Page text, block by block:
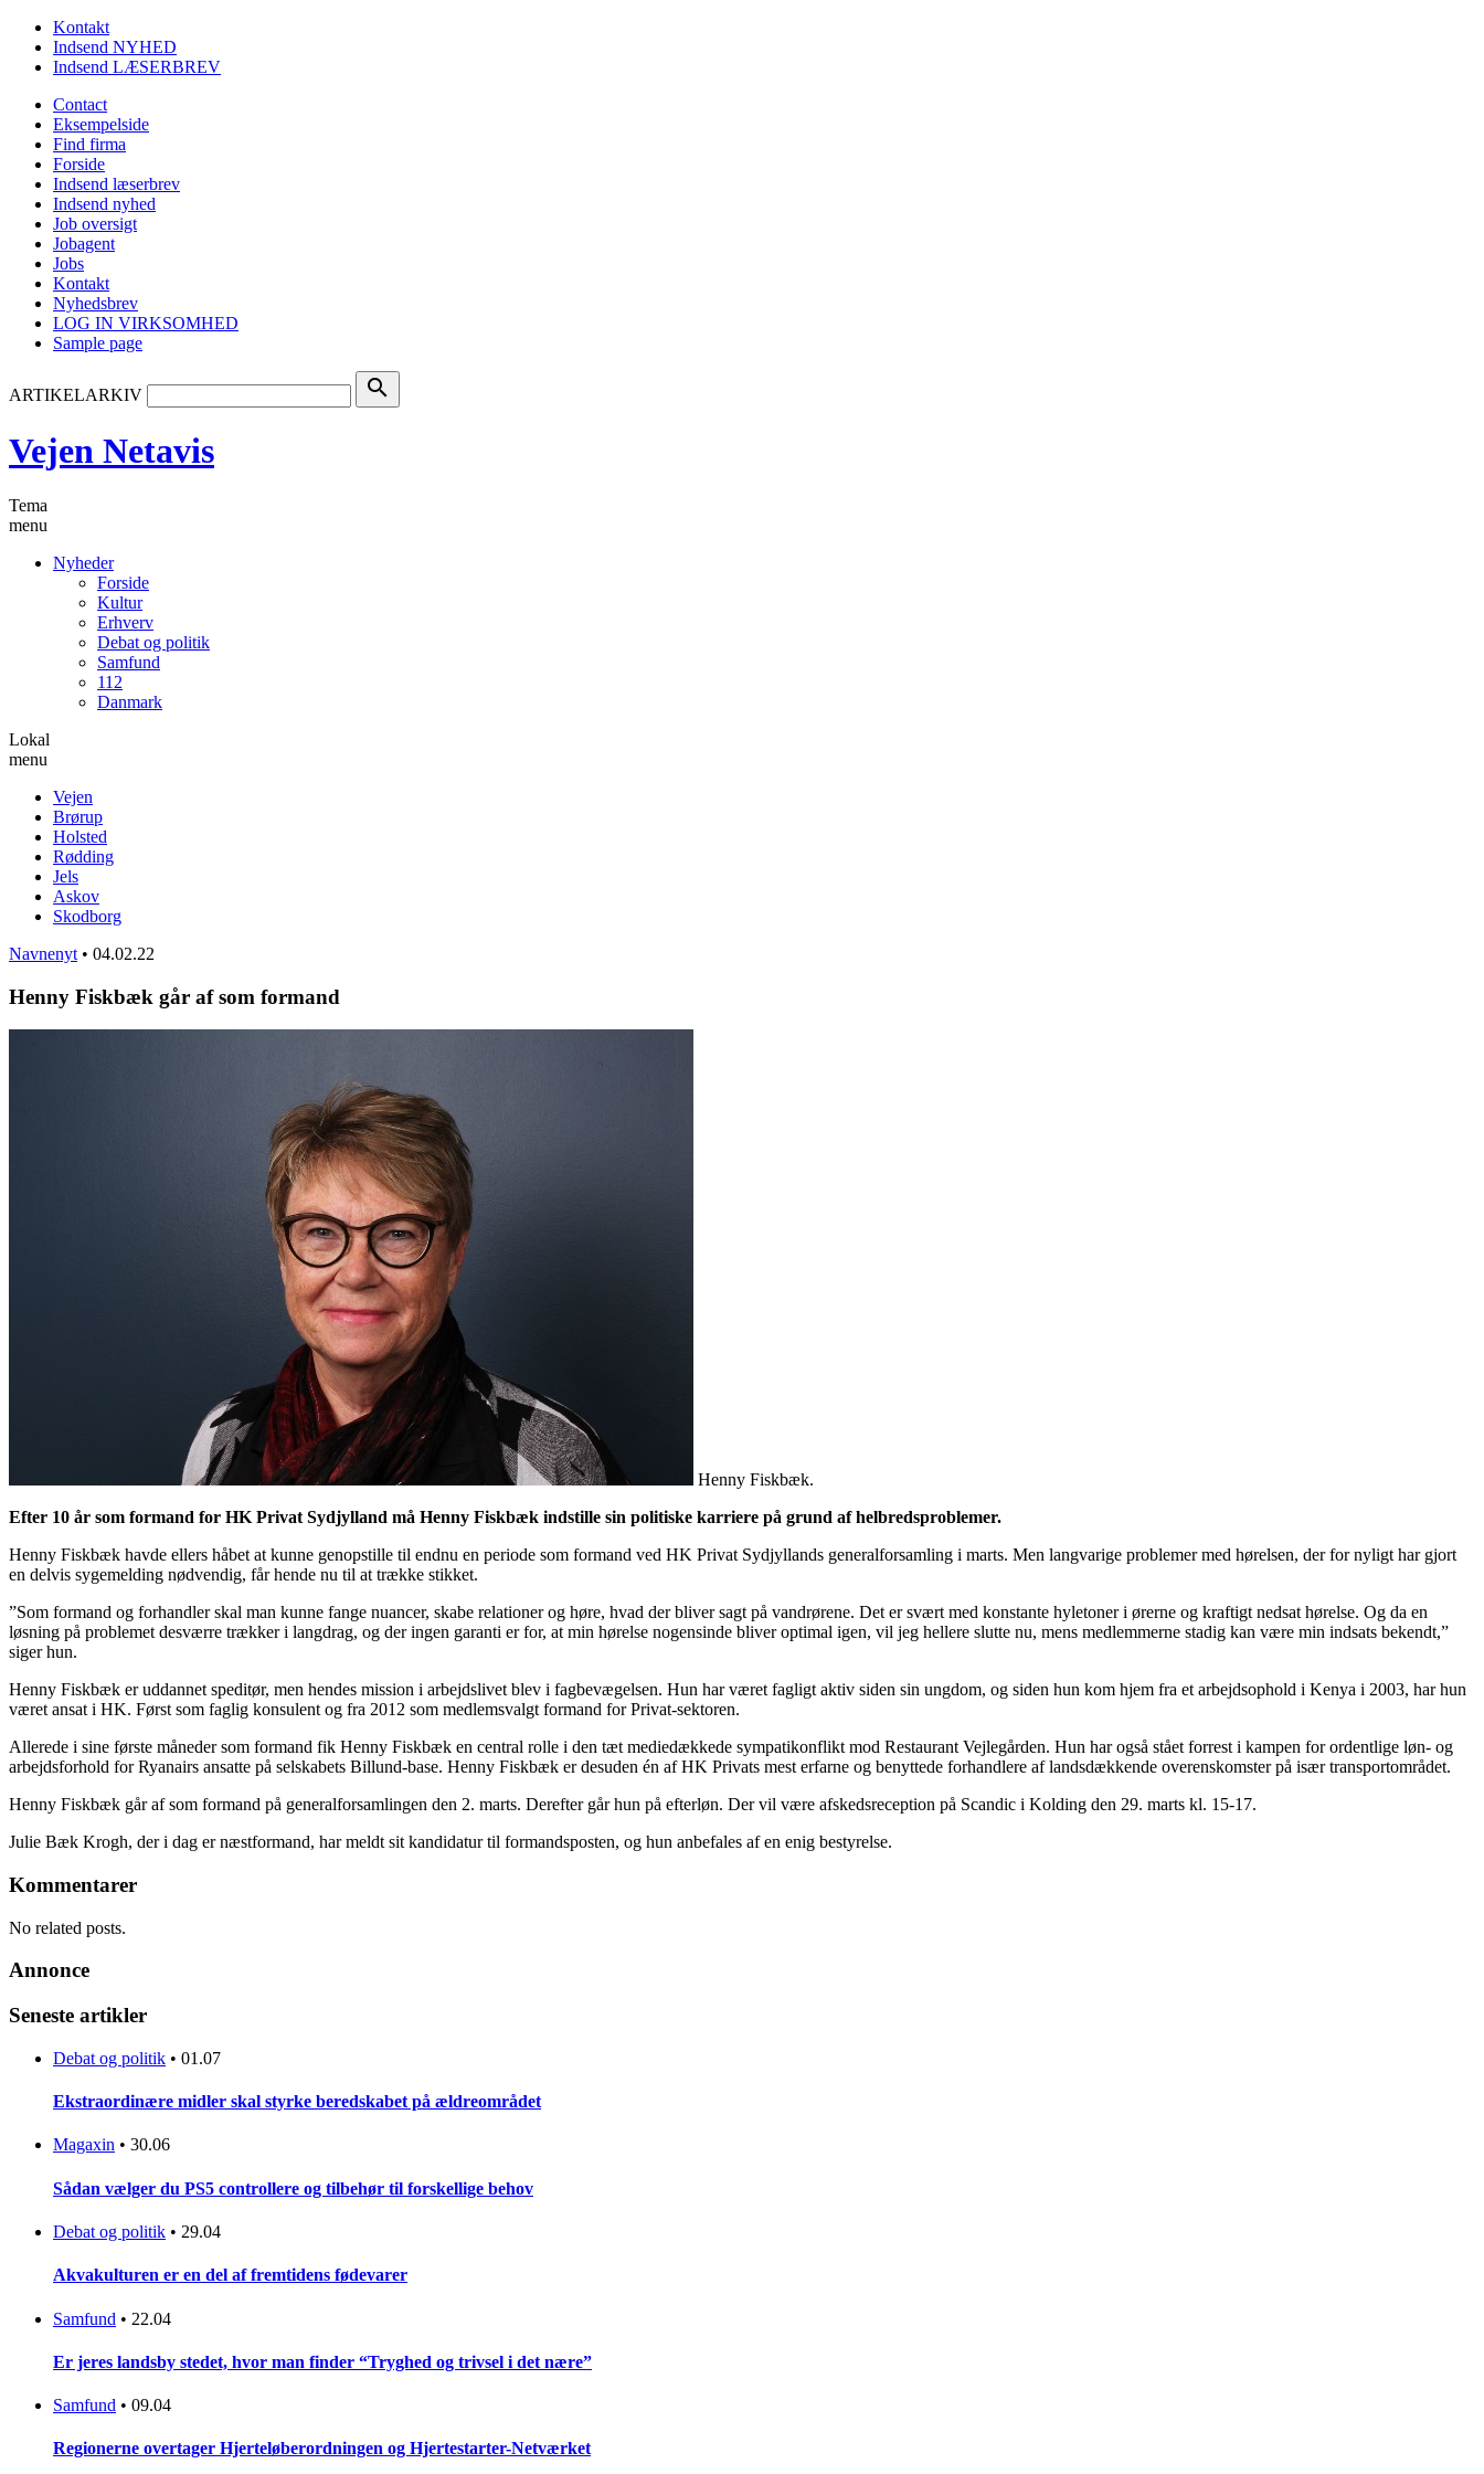
Kontakt
Indsend NYHED
Indsend LÆSERBREV
Contact
Eksempelside
Find firma
Forside
Indsend læserbrev
Indsend nyhed
Job oversigt
Jobagent
Jobs
Kontakt
Nyhedsbrev
LOG IN VIRKSOMHED
Sample page
ARTIKELARKIV search
Vejen Netavis
Tema
menu
Nyheder
Forside
Kultur
Erhverv
Debat og politik
Samfund
112
Danmark
Lokal
menu
Vejen
Brørup
Holsted
Rødding
Jels
Askov
Skodborg
Navnenyt • 04.02.22
Henny Fiskbæk går af som formand
Henny Fiskbæk.
Efter 10 år som formand for HK Privat Sydjylland må Henny Fiskbæk indstille sin politiske karriere på grund af helbredsproblemer.
Henny Fiskbæk havde ellers håbet at kunne genopstille til endnu en periode som formand ved HK Privat Sydjyllands generalforsamling i marts. Men langvarige problemer med hørelsen, der for nyligt har gjort
en delvis sygemelding nødvendig, får hende nu til at trække stikket.
”Som formand og forhandler skal man kunne fange nuancer, skabe relationer og høre, hvad der bliver sagt på vandrørene. Det er svært med konstante hyletoner i ørerne og kraftigt nedsat hørelse. Og da en
løsning på problemet desværre trækker i langdrag, og der ingen garanti er for, at min hørelse nogensinde bliver optimal igen, vil jeg hellere slutte nu, mens medlemmerne stadig kan være min indsats bekendt,”
siger hun.
Henny Fiskbæk er uddannet speditør, men hendes mission i arbejdslivet blev i fagbevægelsen. Hun har været fagligt aktiv siden sin ungdom, og siden hun kom hjem fra et arbejdsophold i Kenya i 2003, har hun
været ansat i HK. Først som faglig konsulent og fra 2012 som medlemsvalgt formand for Privat-sektoren.
Allerede i sine første måneder som formand fik Henny Fiskbæk en central rolle i den tæt mediedækkede sympatikonflikt mod Restaurant Vejlegården. Hun har også stået forrest i kampen for ordentlige løn- og
arbejdsforhold for Ryanairs ansatte på selskabets Billund-base. Henny Fiskbæk er desuden én af HK Privats mest erfarne og benyttede forhandlere af landsdækkende overenskomster på især transportområdet.
Henny Fiskbæk går af som formand på generalforsamlingen den 2. marts. Derefter går hun på efterløn. Der vil være afskedsreception på Scandic i Kolding den 29. marts kl. 15-17.
Julie Bæk Krogh, der i dag er næstformand, har meldt sit kandidatur til formandsposten, og hun anbefales af en enig bestyrelse.
Kommentarer
No related posts.
Annonce
Seneste artikler
Debat og politik • 01.07
Ekstraordinære midler skal styrke beredskabet på ældreområdet
Magaxin • 30.06
Sådan vælger du PS5 controllere og tilbehør til forskellige behov
Debat og politik • 29.04
Akvakulturen er en del af fremtidens fødevarer
Samfund • 22.04
Er jeres landsby stedet, hvor man finder “Tryghed og trivsel i det nære”
Samfund • 09.04
Regionerne overtager Hjerteløberordningen og Hjertestarter-Netværket